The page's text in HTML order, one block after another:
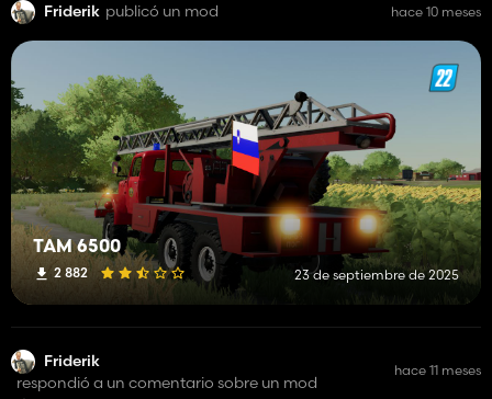
Friderik publicó un mod hace 10 meses
TAM 6500
2 882 23 de septiembre de 2025
Friderik
respondió a un comentario sobre un mod
hace 11 meses